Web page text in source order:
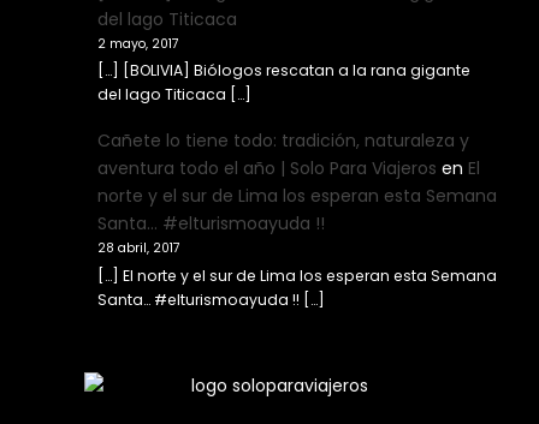
del lago Titicaca
2 mayo, 2017
[…] [BOLIVIA] Biólogos rescatan a la rana gigante
del lago Titicaca […]
Cañete lo tiene todo: tradición, naturaleza y
aventura todo el año | Solo Para Viajeros en El
norte y el sur de Lima los esperan esta Semana
Santa… #elturismoayuda !!
28 abril, 2017
[…] El norte y el sur de Lima los esperan esta Semana
Santa… #elturismoayuda !! […]